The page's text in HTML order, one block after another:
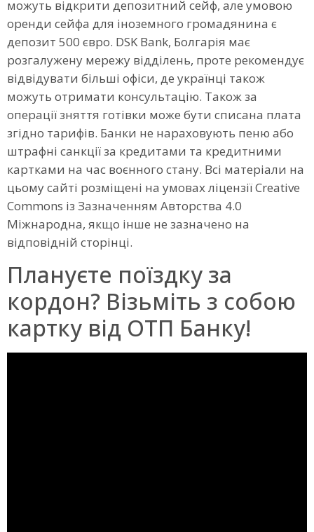
можуть відкрити депозитний сейф, але умовою
оренди сейфа для іноземного громадянина є
депозит 500 євро. DSK Bank, Болгарія має
розгалужену мережу відділень, проте рекомендує
відвідувати більші офіси, де українці також
можуть отримати консультацію. Також за
операції зняття готівки може бути списана плата
згідно тарифів. Банки не нараховують пеню або
штрафні санкції за кредитами та кредитними
картками на час воєнного стану. Всі матеріали на
цьому сайті розміщені на умовах ліцензії Creative
Commons із Зазначенням Авторства 4.0
Міжнародна, якщо інше не зазначено на
відповідній сторінці.
Плануєте поїздку за
кордон? Візьміть з собою
картку від ОТП Банку!